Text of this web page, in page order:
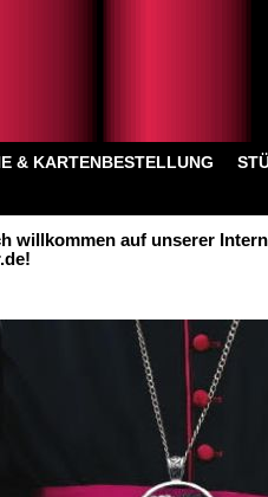
& KARTENBESTELLUNG
willkommen auf unserer